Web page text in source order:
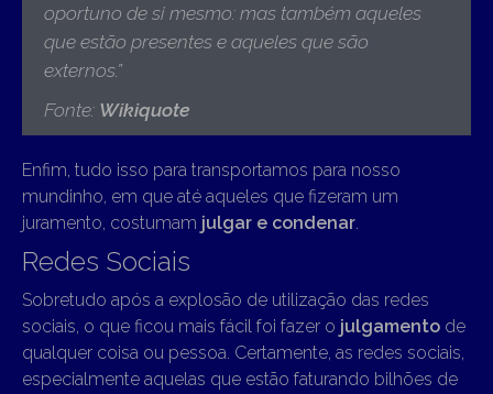
oportuno de si mesmo: mas também aqueles
que estão presentes e aqueles que são
externos.”
Fonte: Wikiquote
Enfim, tudo isso para transportamos para nosso
mundinho, em que até aqueles que fizeram um
juramento, costumam julgar e condenar.
Redes Sociais
Sobretudo após a explosão de utilização das redes
sociais, o que ficou mais fácil foi fazer o julgamento de
qualquer coisa ou pessoa. Certamente, as redes sociais,
especialmente aquelas que estão faturando bilhões de